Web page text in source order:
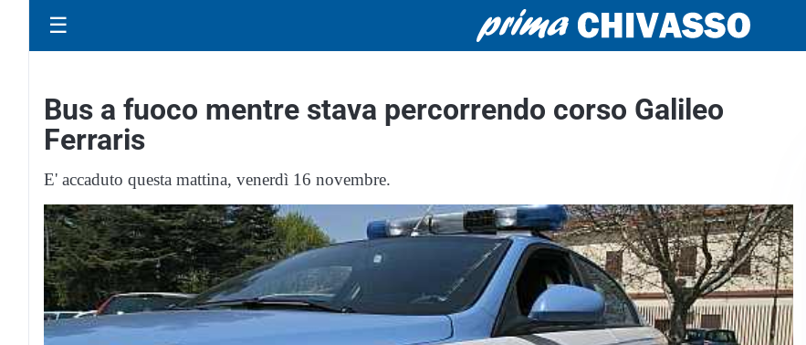
☰
Bus a fuoco mentre stava percorrendo corso Galileo
Ferraris
E' accaduto questa mattina, venerdì 16 novembre.